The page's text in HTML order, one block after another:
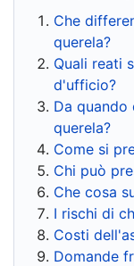
Che
querela?
Quali reati
d'ufficio?
Da
querela?
Come si
Chi può
Che cosa
I rischi di
Costi
Domande